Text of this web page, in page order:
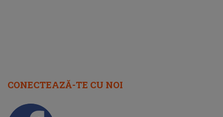
CONECTEAZĂ-TE CU NOI